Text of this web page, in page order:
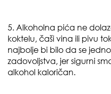
5. Alkoholna pića ne
koktelu, čaši vina ili pivu
najbolje bi bilo da se
zadovoljstva, jer sigurni
alkohol kaloričan.